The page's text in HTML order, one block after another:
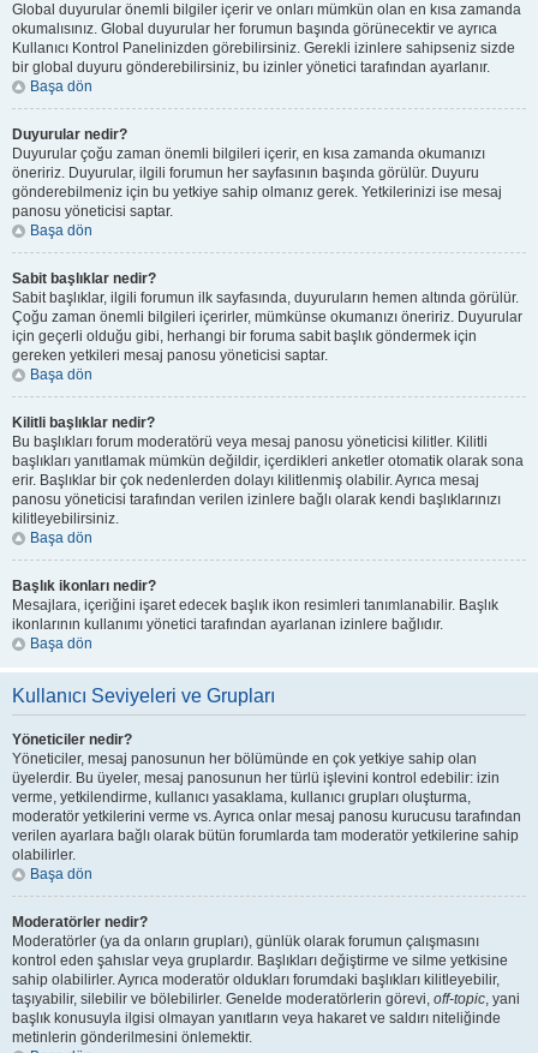
Global duyurular önemli bilgiler içerir ve onları mümkün olan en kısa zamanda
okumalısınız. Global duyurular her forumun başında görünecektir ve ayrıca
Kullanıcı Kontrol Panelinizden görebilirsiniz. Gerekli izinlere sahipseniz sizde
bir global duyuru gönderebilirsiniz, bu izinler yönetici tarafından ayarlanır.
Başa dön
Duyurular nedir?
Duyurular çoğu zaman önemli bilgileri içerir, en kısa zamanda okumanızı
öneririz. Duyurular, ilgili forumun her sayfasının başında görülür. Duyuru
gönderebilmeniz için bu yetkiye sahip olmanız gerek. Yetkilerinizi ise mesaj
panosu yöneticisi saptar.
Başa dön
Sabit başlıklar nedir?
Sabit başlıklar, ilgili forumun ilk sayfasında, duyuruların hemen altında görülür.
Çoğu zaman önemli bilgileri içerirler, mümkünse okumanızı öneririz. Duyurular
için geçerli olduğu gibi, herhangi bir foruma sabit başlık göndermek için
gereken yetkileri mesaj panosu yöneticisi saptar.
Başa dön
Kilitli başlıklar nedir?
Bu başlıkları forum moderatörü veya mesaj panosu yöneticisi kilitler. Kilitli
başlıkları yanıtlamak mümkün değildir, içerdikleri anketler otomatik olarak sona
erir. Başlıklar bir çok nedenlerden dolayı kilitlenmiş olabilir. Ayrıca mesaj
panosu yöneticisi tarafından verilen izinlere bağlı olarak kendi başlıklarınızı
kilitleyebilirsiniz.
Başa dön
Başlık ikonları nedir?
Mesajlara, içeriğini işaret edecek başlık ikon resimleri tanımlanabilir. Başlık
ikonlarının kullanımı yönetici tarafından ayarlanan izinlere bağlıdır.
Başa dön
Kullanıcı Seviyeleri ve Grupları
Yöneticiler nedir?
Yöneticiler, mesaj panosunun her bölümünde en çok yetkiye sahip olan
üyelerdir. Bu üyeler, mesaj panosunun her türlü işlevini kontrol edebilir: izin
verme, yetkilendirme, kullanıcı yasaklama, kullanıcı grupları oluşturma,
moderatör yetkilerini verme vs. Ayrıca onlar mesaj panosu kurucusu tarafından
verilen ayarlara bağlı olarak bütün forumlarda tam moderatör yetkilerine sahip
olabilirler.
Başa dön
Moderatörler nedir?
Moderatörler (ya da onların grupları), günlük olarak forumun çalışmasını
kontrol eden şahıslar veya gruplardır. Başlıkları değiştirme ve silme yetkisine
sahip olabilirler. Ayrıca moderatör oldukları forumdaki başlıkları kilitleyebilir,
taşıyabilir, silebilir ve bölebilirler. Genelde moderatörlerin görevi, off-topic, yani
başlık konusuyla ilgisi olmayan yanıtların veya hakaret ve saldırı niteliğinde
metinlerin gönderilmesini önlemektir.